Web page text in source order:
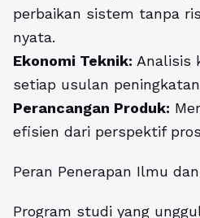
perbaikan sistem tanpa
nyata.
Ekonomi Teknik: Analisis
setiap usulan
Perancangan Produk:
efisien dari perspektif
Peran Penerapan Ilmu
Program studi yang